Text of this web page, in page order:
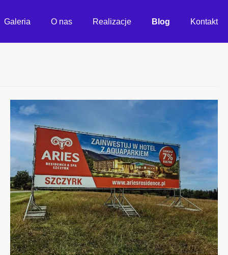
Galeria O nas Realizacje Blog Kontakt